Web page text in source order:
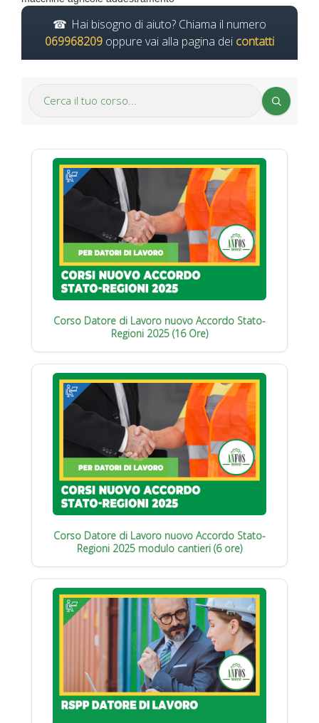
Hai bisogno di aiuto? Chiama il numero
069968209 oppure vai alla pagina dei contatti
Corso Datore di Lavoro nuovo Accordo Stato-
Regioni 2025 (16 Ore)
Corso Datore di Lavoro nuovo Accordo Stato-
Regioni 2025 modulo cantieri (6 ore)